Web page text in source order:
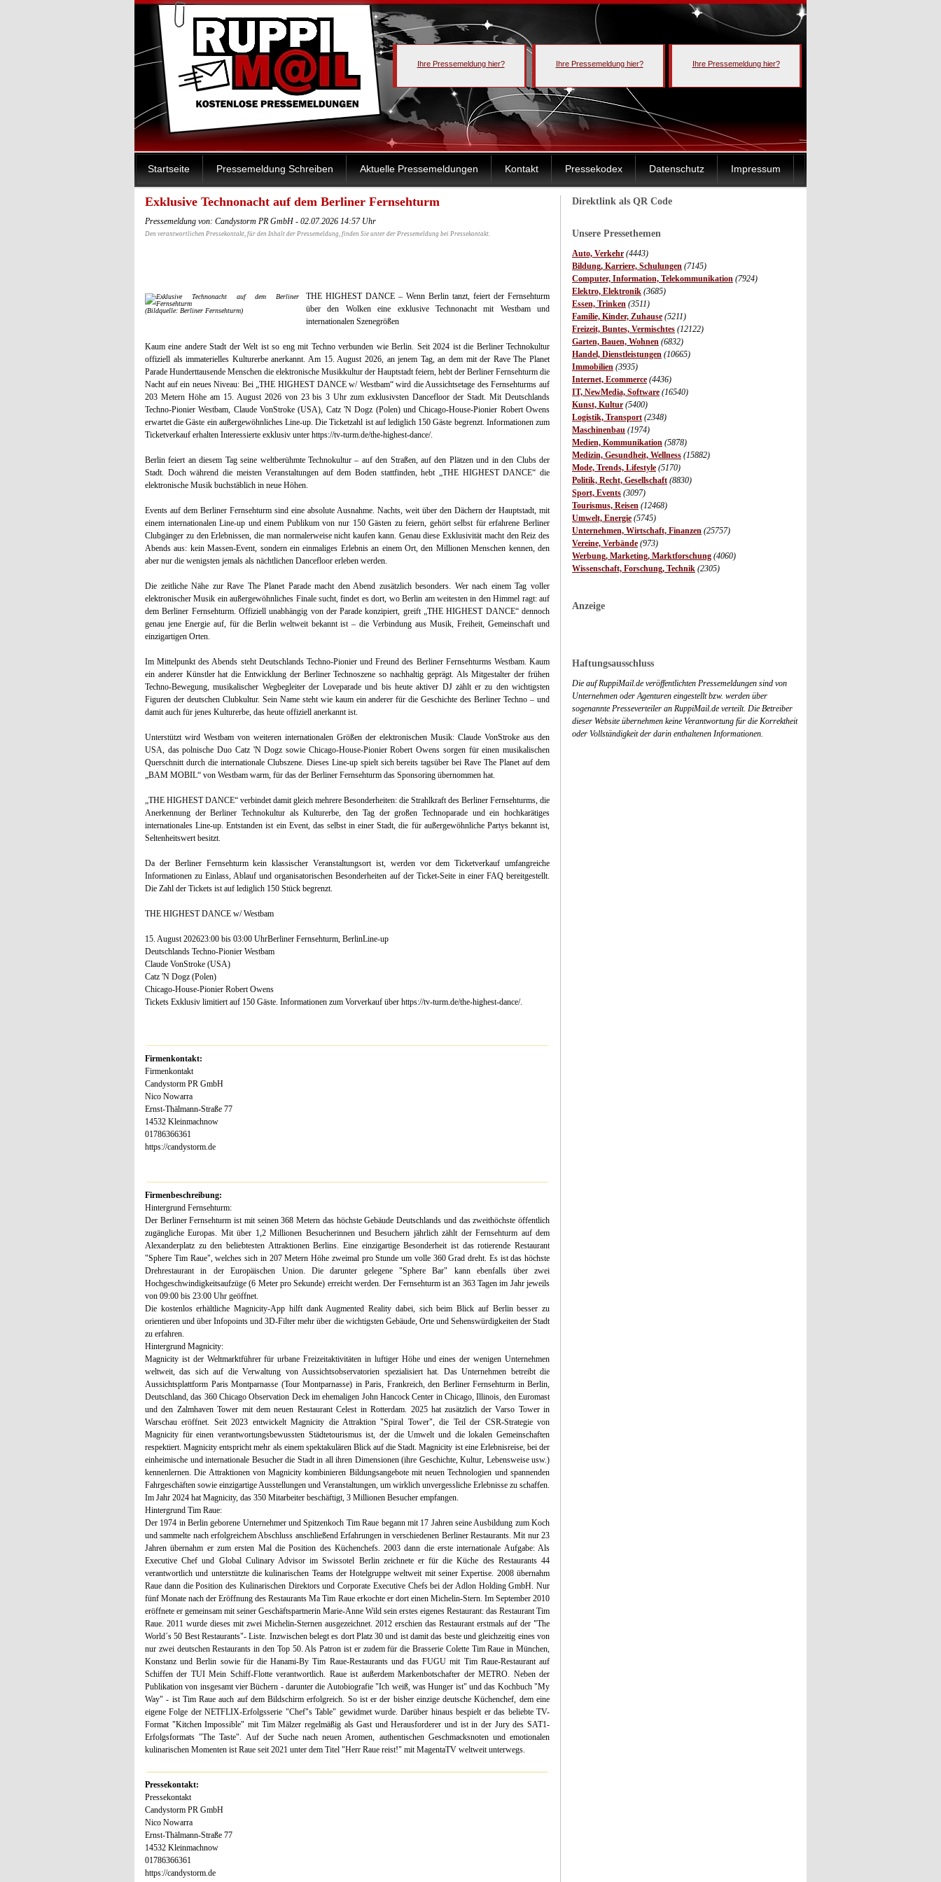
Ihre Pressemeldung hier? Ihre Pressemeldung hier? Ihre Pressemeldung hier?
Startseite Pressemeldung Schreiben Aktuelle Pressemeldungen Kontakt Pressekodex Datenschutz Impressum
Direktlink als QR Code
Unsere Pressethemen
Auto, Verkehr (4443)
Bildung, Karriere, Schulungen (7145)
Computer, Information, Telekommunikation (7924)
Elektro, Elektronik (3685)
Essen, Trinken (3511)
Familie, Kinder, Zuhause (5211)
Freizeit, Buntes, Vermischtes (12122)
Garten, Bauen, Wohnen (6832)
Handel, Dienstleistungen (10665)
Immobilien (3935)
Internet, Ecommerce (4436)
IT, NewMedia, Software (16540)
Kunst, Kultur (5400)
Logistik, Transport (2348)
Maschinenbau (1974)
Medien, Kommunikation (5878)
Medizin, Gesundheit, Wellness (15882)
Mode, Trends, Lifestyle (5170)
Politik, Recht, Gesellschaft (8830)
Sport, Events (3097)
Tourismus, Reisen (12468)
Umwelt, Energie (5745)
Unternehmen, Wirtschaft, Finanzen (25757)
Vereine, Verbände (973)
Werbung, Marketing, Marktforschung (4060)
Wissenschaft, Forschung, Technik (2305)
Anzeige
Haftungsausschluss
Die auf RuppiMail.de veröffentlichten Pressemeldungen sind von
Unternehmen oder Agenturen eingestellt bzw. werden über
sogenannte Presseverteiler an RuppiMail.de verteilt. Die Betreiber
dieser Website übernehmen keine Verantwortung für die Korrektheit
oder Vollständigkeit der darin enthaltenen Informationen.
Exklusive Technonacht auf dem Berliner Fernsehturm
Pressemeldung von: Candystorm PR GmbH - 02.07.2026 14:57 Uhr
Den verantwortlichen Pressekontakt, für den Inhalt der Pressemeldung, finden Sie unter der Pressemeldung bei Pressekontakt.
(Bildquelle: Berliner Fernsehturm)
THE HIGHEST DANCE – Wenn Berlin tanzt, feiert der Fernsehturm
über den Wolken eine exklusive Technonacht mit Westbam und
internationalen Szenegrößen
Kaum eine andere Stadt der Welt ist so eng mit Techno verbunden wie Berlin. Seit 2024 ist die Berliner Technokultur
offiziell als immaterielles Kulturerbe anerkannt. Am 15. August 2026, an jenem Tag, an dem mit der Rave The Planet
Parade Hunderttausende Menschen die elektronische Musikkultur der Hauptstadt feiern, hebt der Berliner Fernsehturm die
Nacht auf ein neues Niveau: Bei „THE HIGHEST DANCE w/ Westbam“ wird die Aussichtsetage des Fernsehturms auf
203 Metern Höhe am 15. August 2026 von 23 bis 3 Uhr zum exklusivsten Dancefloor der Stadt. Mit Deutschlands
Techno-Pionier Westbam, Claude VonStroke (USA), Catz 'N Dogz (Polen) und Chicago-House-Pionier Robert Owens
erwartet die Gäste ein außergewöhnliches Line-up. Die Ticketzahl ist auf lediglich 150 Gäste begrenzt. Informationen zum
Ticketverkauf erhalten Interessierte exklusiv unter https://tv-turm.de/the-highest-dance/.
Berlin feiert an diesem Tag seine weltberühmte Technokultur – auf den Straßen, auf den Plätzen und in den Clubs der
Stadt. Doch während die meisten Veranstaltungen auf dem Boden stattfinden, hebt „THE HIGHEST DANCE“ die
elektronische Musik buchstäblich in neue Höhen.
Events auf dem Berliner Fernsehturm sind eine absolute Ausnahme. Nachts, weit über den Dächern der Hauptstadt, mit
einem internationalen Line-up und einem Publikum von nur 150 Gästen zu feiern, gehört selbst für erfahrene Berliner
Clubgänger zu den Erlebnissen, die man normalerweise nicht kaufen kann. Genau diese Exklusivität macht den Reiz des
Abends aus: kein Massen-Event, sondern ein einmaliges Erlebnis an einem Ort, den Millionen Menschen kennen, den
aber nur die wenigsten jemals als nächtlichen Dancefloor erleben werden.
Die zeitliche Nähe zur Rave The Planet Parade macht den Abend zusätzlich besonders. Wer nach einem Tag voller
elektronischer Musik ein außergewöhnliches Finale sucht, findet es dort, wo Berlin am weitesten in den Himmel ragt: auf
dem Berliner Fernsehturm. Offiziell unabhängig von der Parade konzipiert, greift „THE HIGHEST DANCE“ dennoch
genau jene Energie auf, für die Berlin weltweit bekannt ist – die Verbindung aus Musik, Freiheit, Gemeinschaft und
einzigartigen Orten.
Im Mittelpunkt des Abends steht Deutschlands Techno-Pionier und Freund des Berliner Fernsehturms Westbam. Kaum
ein anderer Künstler hat die Entwicklung der Berliner Technoszene so nachhaltig geprägt. Als Mitgestalter der frühen
Techno-Bewegung, musikalischer Wegbegleiter der Loveparade und bis heute aktiver DJ zählt er zu den wichtigsten
Figuren der deutschen Clubkultur. Sein Name steht wie kaum ein anderer für die Geschichte des Berliner Techno – und
damit auch für jenes Kulturerbe, das heute offiziell anerkannt ist.
Unterstützt wird Westbam von weiteren internationalen Größen der elektronischen Musik: Claude VonStroke aus den
USA, das polnische Duo Catz 'N Dogz sowie Chicago-House-Pionier Robert Owens sorgen für einen musikalischen
Querschnitt durch die internationale Clubszene. Dieses Line-up spielt sich bereits tagsüber bei Rave The Planet auf dem
„BAM MOBIL“ von Westbam warm, für das der Berliner Fernsehturm das Sponsoring übernommen hat.
„THE HIGHEST DANCE“ verbindet damit gleich mehrere Besonderheiten: die Strahlkraft des Berliner Fernsehturms, die
Anerkennung der Berliner Technokultur als Kulturerbe, den Tag der großen Technoparade und ein hochkarätiges
internationales Line-up. Entstanden ist ein Event, das selbst in einer Stadt, die für außergewöhnliche Partys bekannt ist,
Seltenheitswert besitzt.
Da der Berliner Fernsehturm kein klassischer Veranstaltungsort ist, werden vor dem Ticketverkauf umfangreiche
Informationen zu Einlass, Ablauf und organisatorischen Besonderheiten auf der Ticket-Seite in einer FAQ bereitgestellt.
Die Zahl der Tickets ist auf lediglich 150 Stück begrenzt.
THE HIGHEST DANCE w/ Westbam
15. August 202623:00 bis 03:00 UhrBerliner Fernsehturm, BerlinLine-up
Deutschlands Techno-Pionier Westbam
Claude VonStroke (USA)
Catz 'N Dogz (Polen)
Chicago-House-Pionier Robert Owens
Tickets Exklusiv limitiert auf 150 Gäste. Informationen zum Vorverkauf über https://tv-turm.de/the-highest-dance/.
Firmenkontakt:
Firmenkontakt
Candystorm PR GmbH
Nico Nowarra
Ernst-Thälmann-Straße 77
14532 Kleinmachnow
01786366361
https://candystorm.de
Firmenbeschreibung:
Hintergrund Fernsehturm:
Der Berliner Fernsehturm ist mit seinen 368 Metern das höchste Gebäude Deutschlands und das zweithöchste öffentlich
zugängliche Europas. Mit über 1,2 Millionen Besucherinnen und Besuchern jährlich zählt der Fernsehturm auf dem
Alexanderplatz zu den beliebtesten Attraktionen Berlins. Eine einzigartige Besonderheit ist das rotierende Restaurant
"Sphere Tim Raue", welches sich in 207 Metern Höhe zweimal pro Stunde um volle 360 Grad dreht. Es ist das höchste
Drehrestaurant in der Europäischen Union. Die darunter gelegene "Sphere Bar" kann ebenfalls über zwei
Hochgeschwindigkeitsaufzüge (6 Meter pro Sekunde) erreicht werden. Der Fernsehturm ist an 363 Tagen im Jahr jeweils
von 09:00 bis 23:00 Uhr geöffnet.
Die kostenlos erhältliche Magnicity-App hilft dank Augmented Reality dabei, sich beim Blick auf Berlin besser zu
orientieren und über Infopoints und 3D-Filter mehr über die wichtigsten Gebäude, Orte und Sehenswürdigkeiten der Stadt
zu erfahren.
Hintergrund Magnicity:
Magnicity ist der Weltmarktführer für urbane Freizeitaktivitäten in luftiger Höhe und eines der wenigen Unternehmen
weltweit, das sich auf die Verwaltung von Aussichtsobservatorien spezialisiert hat. Das Unternehmen betreibt die
Aussichtsplattform Paris Montparnasse (Tour Montparnasse) in Paris, Frankreich, den Berliner Fernsehturm in Berlin,
Deutschland, das 360 Chicago Observation Deck im ehemaligen John Hancock Center in Chicago, Illinois, den Euromast
und den Zalmhaven Tower mit dem neuen Restaurant Celest in Rotterdam. 2025 hat zusätzlich der Varso Tower in
Warschau eröffnet. Seit 2023 entwickelt Magnicity die Attraktion "Spiral Tower", die Teil der CSR-Strategie von
Magnicity für einen verantwortungsbewussten Städtetourismus ist, der die Umwelt und die lokalen Gemeinschaften
respektiert. Magnicity entspricht mehr als einem spektakulären Blick auf die Stadt. Magnicity ist eine Erlebnisreise, bei der
einheimische und internationale Besucher die Stadt in all ihren Dimensionen (ihre Geschichte, Kultur, Lebensweise usw.)
kennenlernen. Die Attraktionen von Magnicity kombinieren Bildungsangebote mit neuen Technologien und spannenden
Fahrgeschäften sowie einzigartige Ausstellungen und Veranstaltungen, um wirklich unvergessliche Erlebnisse zu schaffen.
Im Jahr 2024 hat Magnicity, das 350 Mitarbeiter beschäftigt, 3 Millionen Besucher empfangen.
Hintergrund Tim Raue:
Der 1974 in Berlin geborene Unternehmer und Spitzenkoch Tim Raue begann mit 17 Jahren seine Ausbildung zum Koch
und sammelte nach erfolgreichem Abschluss anschließend Erfahrungen in verschiedenen Berliner Restaurants. Mit nur 23
Jahren übernahm er zum ersten Mal die Position des Küchenchefs. 2003 dann die erste internationale Aufgabe: Als
Executive Chef und Global Culinary Advisor im Swissotel Berlin zeichnete er für die Küche des Restaurants 44
verantwortlich und unterstützte die kulinarischen Teams der Hotelgruppe weltweit mit seiner Expertise. 2008 übernahm
Raue dann die Position des Kulinarischen Direktors und Corporate Executive Chefs bei der Adlon Holding GmbH. Nur
fünf Monate nach der Eröffnung des Restaurants Ma Tim Raue erkochte er dort einen Michelin-Stern. Im September 2010
eröffnete er gemeinsam mit seiner Geschäftspartnerin Marie-Anne Wild sein erstes eigenes Restaurant: das Restaurant Tim
Raue. 2011 wurde dieses mit zwei Michelin-Sternen ausgezeichnet. 2012 erschien das Restaurant erstmals auf der "The
World´s 50 Best Restaurants"- Liste. Inzwischen belegt es dort Platz 30 und ist damit das beste und gleichzeitig eines von
nur zwei deutschen Restaurants in den Top 50. Als Patron ist er zudem für die Brasserie Colette Tim Raue in München,
Konstanz und Berlin sowie für die Hanami-By Tim Raue-Restaurants und das FUGU mit Tim Raue-Restaurant auf
Schiffen der TUI Mein Schiff-Flotte verantwortlich. Raue ist außerdem Markenbotschafter der METRO. Neben der
Publikation von insgesamt vier Büchern - darunter die Autobiografie "Ich weiß, was Hunger ist" und das Kochbuch "My
Way" - ist Tim Raue auch auf dem Bildschirm erfolgreich. So ist er der bisher einzige deutsche Küchenchef, dem eine
eigene Folge der NETFLIX-Erfolgsserie "Chef"s Table" gewidmet wurde. Darüber hinaus bespielt er das beliebte TV-
Format "Kitchen Impossible" mit Tim Mälzer regelmäßig als Gast und Herausforderer und ist in der Jury des SAT1-
Erfolgsformats "The Taste". Auf der Suche nach neuen Aromen, authentischen Geschmacksnoten und emotionalen
kulinarischen Momenten ist Raue seit 2021 unter dem Titel "Herr Raue reist!" mit MagentaTV weltweit unterwegs.
Pressekontakt:
Pressekontakt
Candystorm PR GmbH
Nico Nowarra
Ernst-Thälmann-Straße 77
14532 Kleinmachnow
01786366361
https://candystorm.de